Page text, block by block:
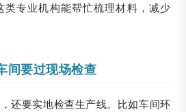
类专业机构能帮忙梳理材料，减少
间要过现场检查
还要实地检查生产线。比如车间环